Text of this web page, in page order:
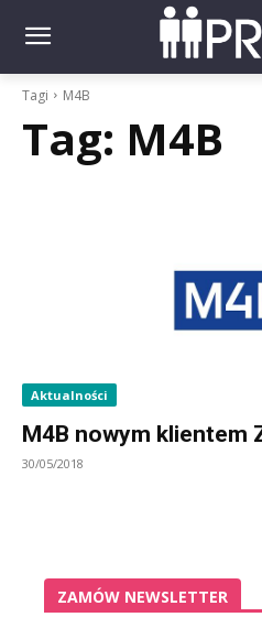
Tagi M4B
Tag: M4B
Aktualności
M4B nowym klientem
30/05/2018
ZAMÓW NEWSLETTER